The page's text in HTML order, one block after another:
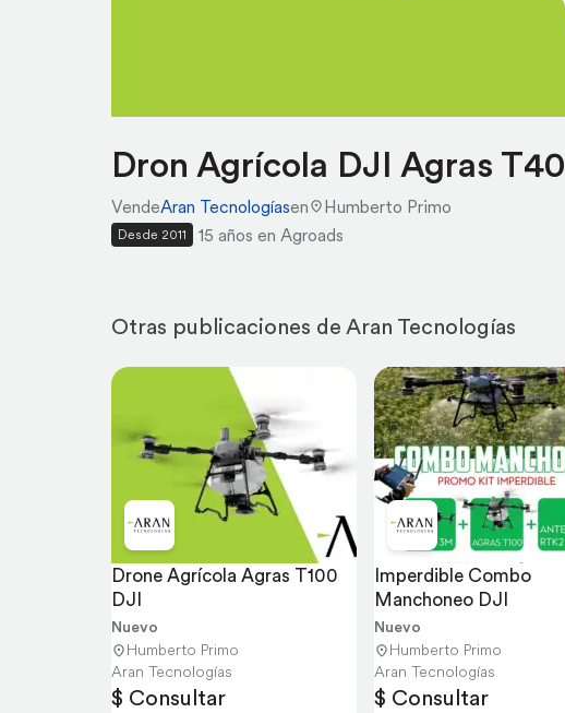
Dron Agrícola DJI Agras T40
VendeAran Tecnologíasen Humberto Primo
Desde 2011 15 años en Agroads
Otras publicaciones de Aran Tecnologías
Drone Agrícola Agras T100
DJI
Nuevo
Humberto Primo
Aran Tecnologías
$ Consultar
Imperdible Combo
Manchoneo DJI
Nuevo
Humberto Primo
Aran Tecnologías
$ Consultar